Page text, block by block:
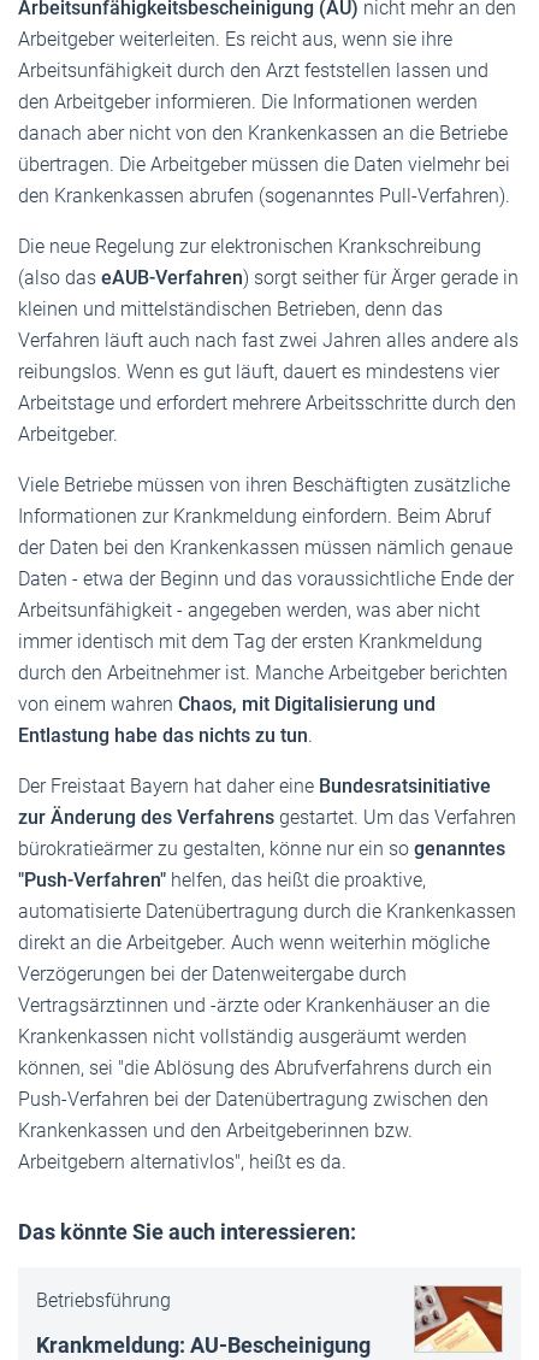
Arbeitsunfähigkeitsbescheinigung (AU) nicht mehr an den
Arbeitgeber weiterleiten. Es reicht aus, wenn sie ihre
Arbeitsunfähigkeit durch den Arzt feststellen lassen und
den Arbeitgeber informieren. Die Informationen werden
danach aber nicht von den Krankenkassen an die Betriebe
übertragen. Die Arbeitgeber müssen die Daten vielmehr bei
den Krankenkassen abrufen (sogenanntes Pull-Verfahren).
Die neue Regelung zur elektronischen Krankschreibung
(also das eAUB-Verfahren) sorgt seither für Ärger gerade in
kleinen und mittelständischen Betrieben, denn das
Verfahren läuft auch nach fast zwei Jahren alles andere als
reibungslos. Wenn es gut läuft, dauert es mindestens vier
Arbeitstage und erfordert mehrere Arbeitsschritte durch den
Arbeitgeber.
Viele Betriebe müssen von ihren Beschäftigten zusätzliche
Informationen zur Krankmeldung einfordern. Beim Abruf
der Daten bei den Krankenkassen müssen nämlich genaue
Daten - etwa der Beginn und das voraussichtliche Ende der
Arbeitsunfähigkeit - angegeben werden, was aber nicht
immer identisch mit dem Tag der ersten Krankmeldung
durch den Arbeitnehmer ist. Manche Arbeitgeber berichten
von einem wahren Chaos, mit Digitalisierung und
Entlastung habe das nichts zu tun.
Der Freistaat Bayern hat daher eine Bundesratsinitiative
zur Änderung des Verfahrens gestartet. Um das Verfahren
bürokratieärmer zu gestalten, könne nur ein so genanntes
"Push-Verfahren" helfen, das heißt die proaktive,
automatisierte Datenübertragung durch die Krankenkassen
direkt an die Arbeitgeber. Auch wenn weiterhin mögliche
Verzögerungen bei der Datenweitergabe durch
Vertragsärztinnen und -ärzte oder Krankenhäuser an die
Krankenkassen nicht vollständig ausgeräumt werden
können, sei "die Ablösung des Abrufverfahrens durch ein
Push-Verfahren bei der Datenübertragung zwischen den
Krankenkassen und den Arbeitgeberinnen bzw.
Arbeitgebern alternativlos", heißt es da.
Das könnte Sie auch interessieren:
Betriebsführung
Krankmeldung: AU-Bescheinigung